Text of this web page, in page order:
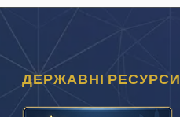
ДЕРЖАВНІ РЕСУРСИ